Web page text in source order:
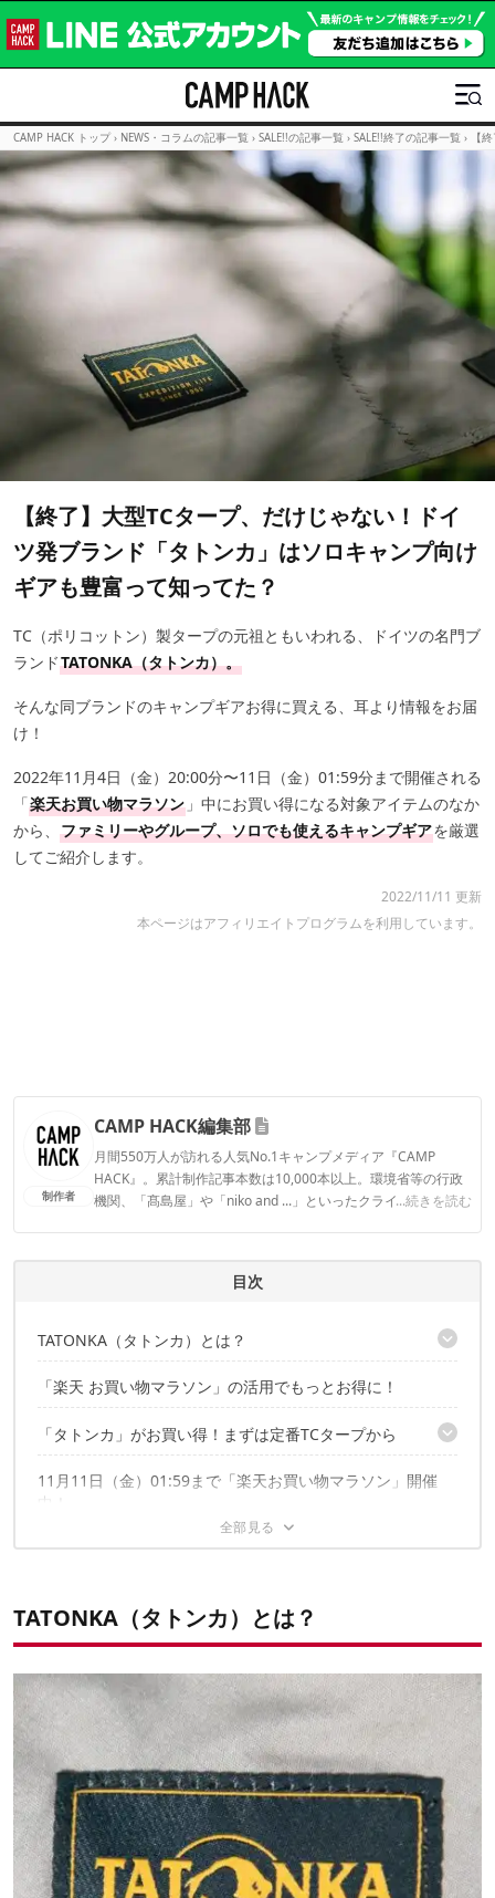
CAMP HACK トップ › NEWS・コラムの記事一覧 › SALE!!の記事一覧 › SALE!!終了の記事一覧 › 【
【終了】大型TCタープ、だけじゃない！ドイ
ツ発ブランド「タトンカ」はソロキャンプ向け
ギアも豊富って知ってた？
TC（ポリコットン）製タープの元祖ともいわれる、ドイツの名門ブ
ランドTATONKA（タトンカ）。
そんな同ブランドのキャンプギアお得に買える、耳より情報をお届
け！
2022年11月4日（金）20:00分〜11日（金）01:59分まで開催される
「楽天お買い物マラソン 」中にお買い得になる対象アイテムのなか
から、 ファミリーやグループ、ソロでも使えるキャンプギアを厳選
してご紹介します。
2022/11/11 更新
本ページはアフィリエイトプログラムを利用しています。
制作者
CAMP HACK編集部
月間550万人が訪れる人気No.1キャンプメディア『CAMP
HACK』。累計制作記事本数は10,000本以上。環境省等の行政
機関、「髙島屋」や「niko and ...」といったクライアントとの
...続きを読む
CAMP HACK編集部のプロフィール
目次
TATONKA（タトンカ）とは？
タトンカをもっと知りたい方はコチラもチェック！
「楽天 お買い物マラソン」の活用でもっとお得に！
「タトンカ」がお買い得！まずは定番TCタープから
ソロキャンプ向けのアイテムも
11月11日（金）01:59まで「楽天お買い物マラソン」開催
中！
TATONKA（タトンカ）とは？